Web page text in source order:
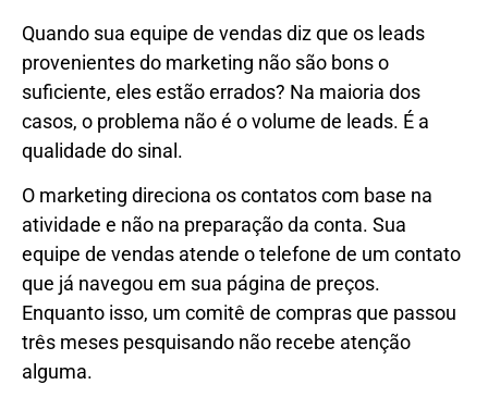
Quando sua equipe de vendas diz que os leads
provenientes do marketing não são bons o
suficiente, eles estão errados? Na maioria dos
casos, o problema não é o volume de leads. É a
qualidade do sinal.
O marketing direciona os contatos com base na
atividade e não na preparação da conta. Sua
equipe de vendas atende o telefone de um contato
que já navegou em sua página de preços.
Enquanto isso, um comitê de compras que passou
três meses pesquisando não recebe atenção
alguma.